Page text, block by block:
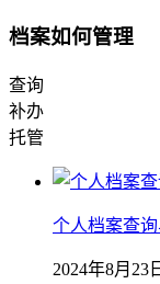
档案如何管理
查询
补办
托管
个人档案查
2024年8月23